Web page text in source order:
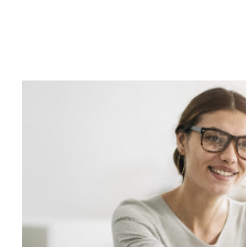
à toutes vos attentes.
bénéficiez d’une prise
d’un service
professionnalisme et